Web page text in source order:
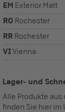
EM Exterior Matt
RO Rochester
RR Rochester
VIVienna
Lager- und
Alle Produkte aus
finden Sie hier